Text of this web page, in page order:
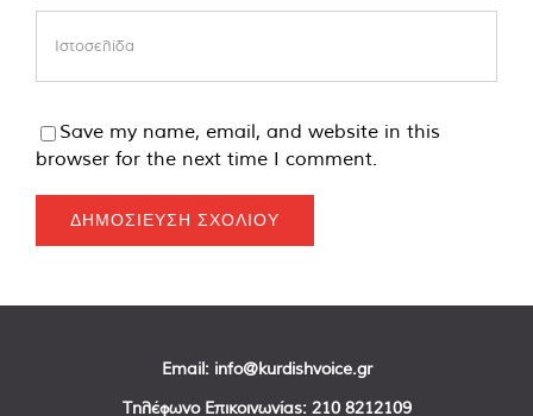
Save my name, email, and website in this
browser for the next time I comment.
Email: info@kurdishvoice.gr
Τηλέφωνο Επικοινωνίας: 210 8212109